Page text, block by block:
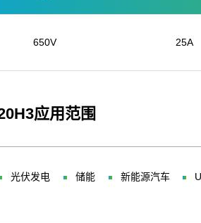
650V 25A
应用范围
光伏发电 储能 新能源汽车